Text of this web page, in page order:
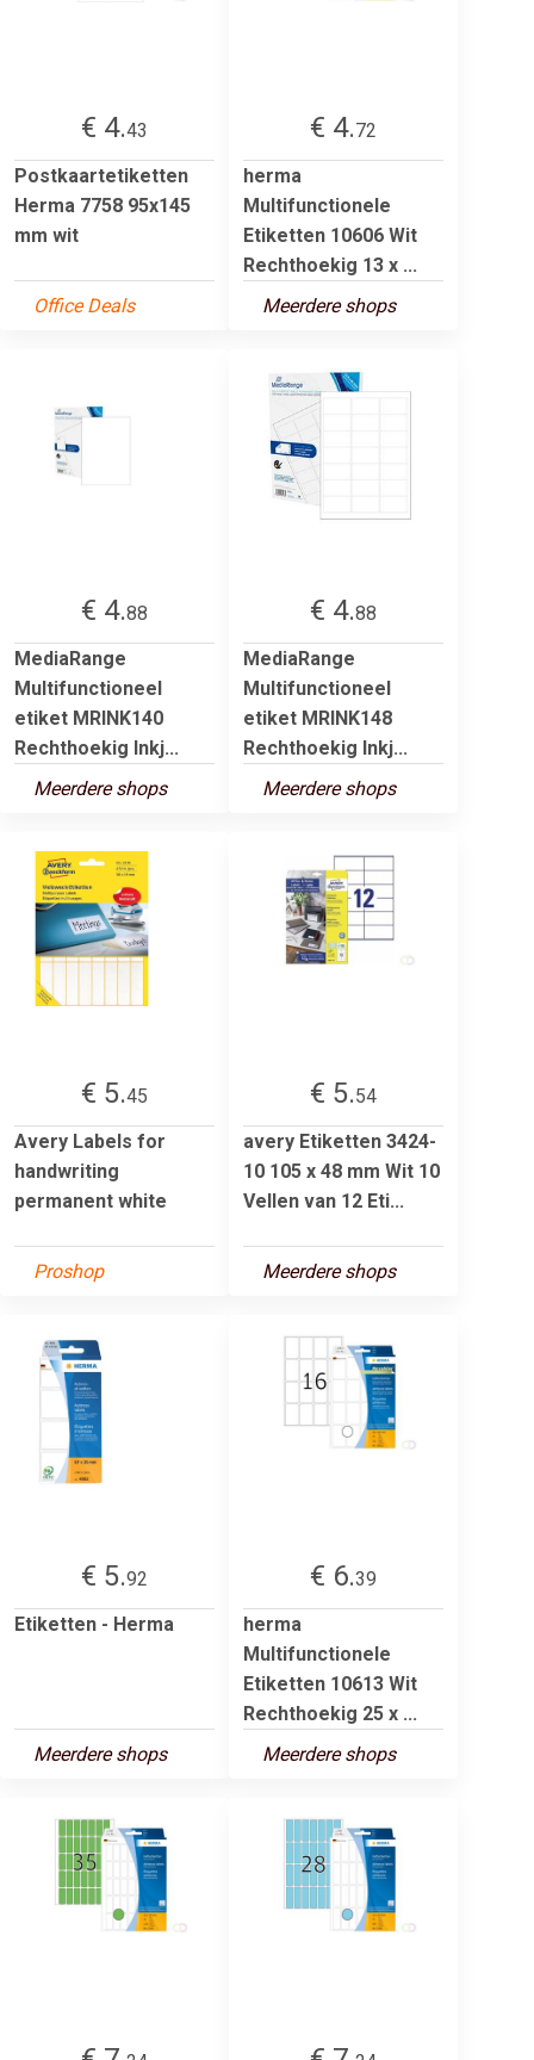
€ 4.43
Postkaartetiketten
Herma 7758 95x145
mm wit
Office Deals
€ 4.72
herma
Multifunctionele
Etiketten 10606 Wit
Rechthoekig 13 x ...
Meerdere shops
€ 4.88
MediaRange
Multifunctioneel
etiket MRINK140
Rechthoekig Inkj...
Meerdere shops
€ 4.88
MediaRange
Multifunctioneel
etiket MRINK148
Rechthoekig Inkj...
Meerdere shops
€ 5.45
Avery Labels for
handwriting
permanent white
Proshop
€ 5.54
avery Etiketten 3424-
10 105 x 48 mm Wit 10
Vellen van 12 Eti...
Meerdere shops
€ 5.92
Etiketten - Herma
Meerdere shops
€ 6.39
herma
Multifunctionele
Etiketten 10613 Wit
Rechthoekig 25 x ...
Meerdere shops